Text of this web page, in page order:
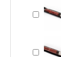
Chorizo